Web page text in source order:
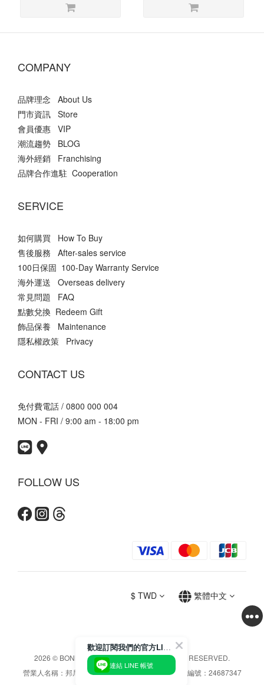
COMPANY
品牌理念 About Us
門市資訊 Store
會員優惠 VIP
潮流趨勢 BLOG
海外經銷 Franchising
品牌合作進駐 Cooperation
SERVICE
如何購買 How To Buy
售後服務 After-sales service
100日保固 100-Day Warranty Service
海外運送 Overseas delivery
常見問題 FAQ
點數兌換 Redeem Gift
飾品保養 Maintenance
隱私權政策 Privacy
CONTACT US
免付費電話 / 0800 000 004
MON - FRI / 9:00 am - 18:00 pm
FOLLOW US
$ TWD 繁體中文
2026 © BONNY & READ CO. LTD. ALL RIGHTS RESERVED.
營業人名稱：邦尼利得國際實業股份有限公司 / 統一編號：24687347
歡迎訂閱我們的官方LINE帳號獲得最新資訊
連結 LINE 帳號